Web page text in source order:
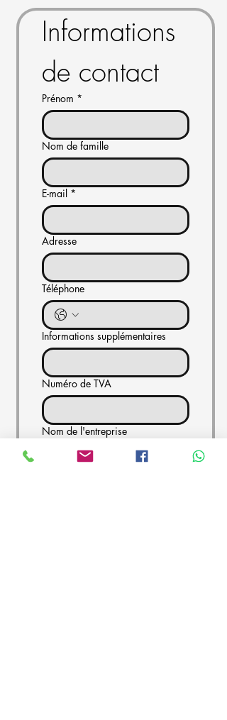
Informations
de contact
Prénom *
Nom de famille
E-mail *
Adresse
Téléphone
Informations supplémentaires
Numéro de TVA
Nom de l'entreprise